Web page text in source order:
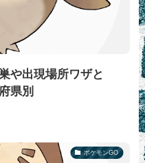
や出現場所ワザと
県別
ポケモンGO